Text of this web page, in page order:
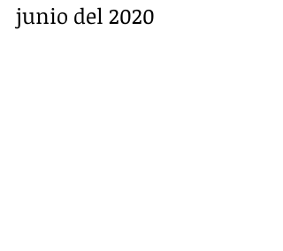
junio del 2020